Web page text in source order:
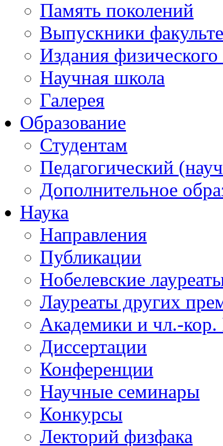
Память поколений
Выпускники
Издания физического
Научная школа
Галерея
Образование
Студентам
Педагогический
Дополнительное
Наука
Направления
Публикации
Нобелевские
Лауреаты других
Академики и чл.-
Диссертации
Конференции
Научные семинары
Конкурсы
Лекторий физфака